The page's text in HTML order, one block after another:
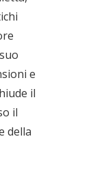
e
il
il
della